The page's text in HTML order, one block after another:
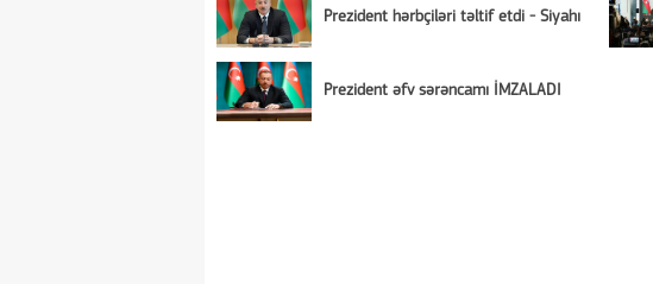
Prezident hərbçiləri təltif etdi - Siyahı
Prezident əfv sərəncamı İMZALADI